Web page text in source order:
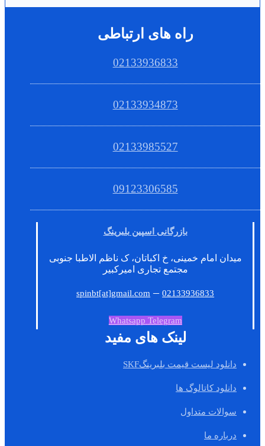
راه های ارتباطی
02133936833
02133934873
02133985527
09123306585
بازرگانی اسپین بلبرینگ
میدان امام خمینی، خ اکباتان، ک ناظم الاطبا جنوبی
مجتمع تجاری امیرکبیر
spinbt[at]gmail.com –02133936833
Whatsapp Telegram
لینک های مفید
دانلود لیست قیمت بلبرینگSKF
دانلود کاتالوگ ها
سوالات متداول
درباره ما